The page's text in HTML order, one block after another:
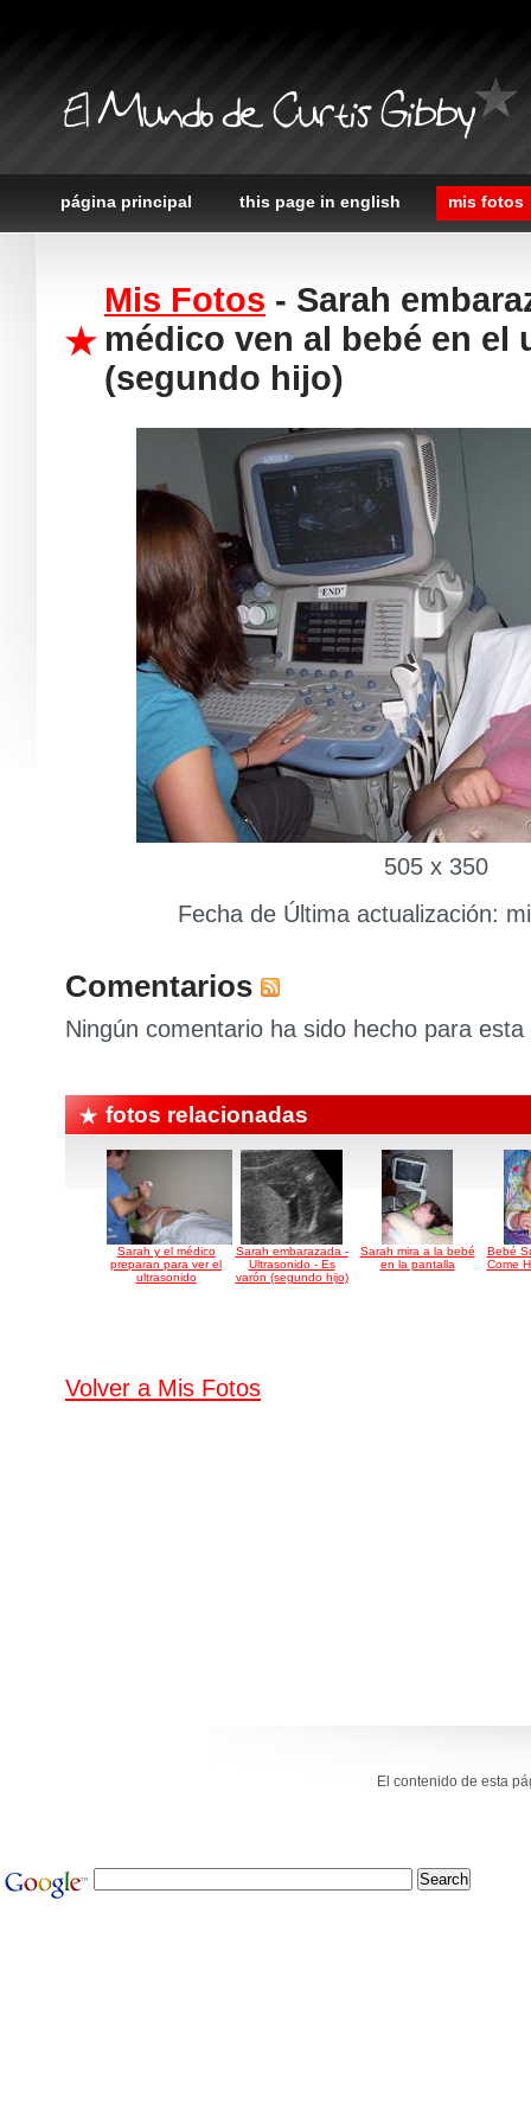
El Mundo de Curtis Gibby
página principal this page in english mis fotos
Mis Fotos - Sarah
médico ven al bebé en el
(segundo hijo)
505 x 350
Fecha de Última actualización:
Comentarios
Ningún comentario ha sido hecho para esta
fotos relacionadas
Sarah y el médico
preparan para ver el
ultrasonido
Sarah embarazada -
Ultrasonido - Es
varón (segundo hijo)
Sarah mira a la bebé
en la pantalla
Bebé
Come
Volver a Mis Fotos
El contenido de esta